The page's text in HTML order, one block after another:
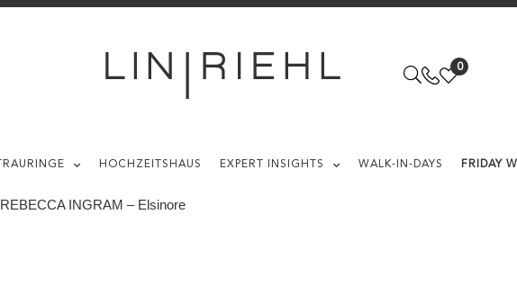
0
TRAURINGE HOCHZEITSHAUS EXPERT INSIGHTS WALK-IN-DAYS FRIDAY
REBECCA INGRAM – Elsinore